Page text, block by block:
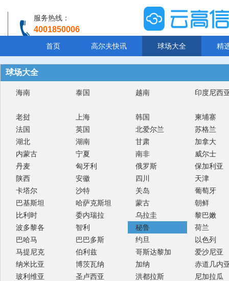
服务热线：
4001850006
首页 高尔夫快讯 球场大全 精
球场大全
海南 泰国 越南 印度尼西
老挝 上海 韩国
柬埔寨
法国
英国 北爱尔兰
苏格兰
湖北
湖南 甘肃
加拿大
内蒙古
宁夏 南非
威尔士
丹麦
匈牙利 俄罗斯
保加利亚
陕西
安徽 四川
天津
卡塔尔
沙特 关岛
葡萄牙
巴基斯坦
哈萨克斯坦 蒙古
朝鲜
比利时
委内瑞拉 乌拉圭
黎巴嫩
波多黎各
智利 秘鲁
荷兰
巴哈马
巴巴多斯 约旦
以色列
马提尼克
伯利兹 哥斯达黎加
爱沙尼亚
纳米比亚
博茨瓦纳 加纳
赤道几内
玻利维亚
圣卢西亚 洪都拉斯
尼加拉瓜